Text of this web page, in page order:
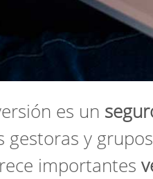
es un
gestoras y
importantes